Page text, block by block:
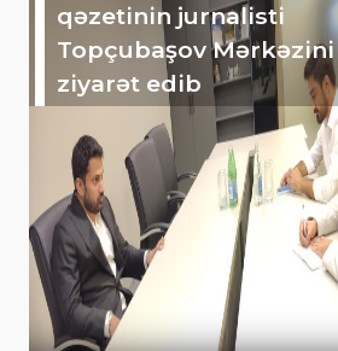
qəzetinin jurnalisti
Topçubaşov Mərkəzini
ziyarət edib